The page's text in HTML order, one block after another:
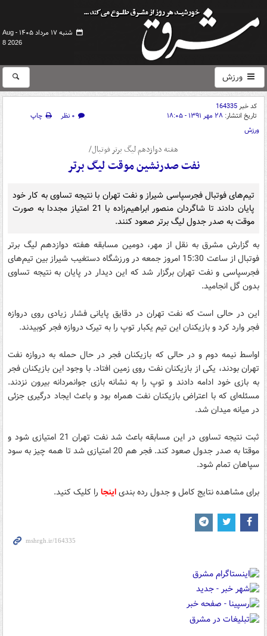
شنبه ۱۷ مرداد ۱۴۰۵ -
Aug
8 2026
ورزش
کد خبر164335
تاریخ انتشار: ۲۸ مهر ۱۳۹۱ - ۱۸:۰۵ ۰ نظر
چاپ
ورزش
هفته دوازدهم لیگ برتر فوتبال/
نفت صدرنشین موقت لیگ برتر
تیم‌های فوتبال فجرسپاسی شیراز و نفت تهران با نتیجه تساوی به کار خود
پایان دادند تا شاگردان منصور ابراهیم‌زاده با 21 امتیاز مجددا به صورت
موقت به صدر جدول لیگ برتر صعود کنند.
به گزارش مشرق به نقل از مهر، دومین مسابقه هفته دوازدهم لیگ برتر
فوتبال از ساعت 15:30 امروز جمعه در ورزشگاه دستغیب شیراز بین تیم‌های
فجرسپاسی و نفت تهران برگزار شد که این دیدار در پایان به نتیجه تساوی
بدون گل انجامید.
این در حالی است که نفت تهران در دقایق پایانی فشار زیادی روی دروازه
فجر وارد کرد و بازیکنان این تیم یکبار توپ را به تیرک دروازه فجر کوبیدند.
اواسط نیمه دوم و در حالی که بازیکنان فجر در حال حمله به دروازه نفت
تهران بودند، یکی از بازیکنان نفت روی زمین افتاد. با وجود این بازیکنان فجر
به بازی خود ادامه دادند و توپ را به نشانه بازی جوانمردانه بیرون نزدند.
مسئله‌ای که با اعتراض بازیکنان نفت همراه بود و باعث ایجاد درگیری جزئی
در میانه میدان شد.
ثبت نتیجه تساوی در این مسابقه باعث شد نفت تهران 21 امتیازی شود و
موقتا به صدر جدول صعود کند. فجر هم 20 امتیازی شد تا همه چیز به سود
سپاهان تمام شود.
برای مشاهده نتایج کامل و جدول رده بندیاینجا را کلیک کنید.